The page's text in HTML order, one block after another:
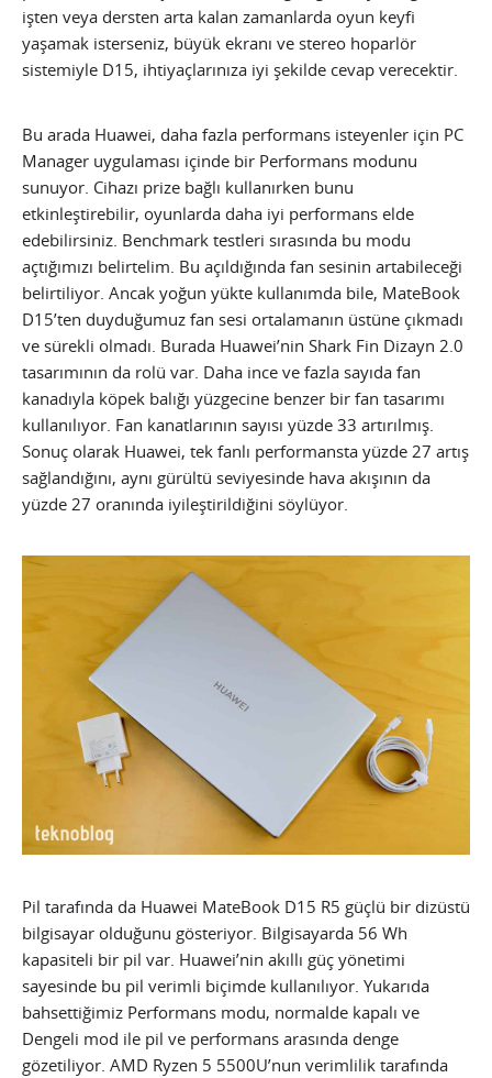
işten veya dersten arta kalan zamanlarda oyun keyfi
yaşamak isterseniz, büyük ekranı ve stereo hoparlör
sistemiyle D15, ihtiyaçlarınıza iyi şekilde cevap verecektir.
Bu arada Huawei, daha fazla performans isteyenler için PC
Manager uygulaması içinde bir Performans modunu
sunuyor. Cihazı prize bağlı kullanırken bunu
etkinleştirebilir, oyunlarda daha iyi performans elde
edebilirsiniz. Benchmark testleri sırasında bu modu
açtığımızı belirtelim. Bu açıldığında fan sesinin artabileceği
belirtiliyor. Ancak yoğun yükte kullanımda bile, MateBook
D15’ten duyduğumuz fan sesi ortalamanın üstüne çıkmadı
ve sürekli olmadı. Burada Huawei’nin Shark Fin Dizayn 2.0
tasarımının da rolü var. Daha ince ve fazla sayıda fan
kanadıyla köpek balığı yüzgecine benzer bir fan tasarımı
kullanılıyor. Fan kanatlarının sayısı yüzde 33 artırılmış.
Sonuç olarak Huawei, tek fanlı performansta yüzde 27 artış
sağlandığını, aynı gürültü seviyesinde hava akışının da
yüzde 27 oranında iyileştirildiğini söylüyor.
Pil tarafında da Huawei MateBook D15 R5 güçlü bir dizüstü
bilgisayar olduğunu gösteriyor. Bilgisayarda 56 Wh
kapasiteli bir pil var. Huawei’nin akıllı güç yönetimi
sayesinde bu pil verimli biçimde kullanılıyor. Yukarıda
bahsettiğimiz Performans modu, normalde kapalı ve
Dengeli mod ile pil ve performans arasında denge
gözetiliyor. AMD Ryzen 5 5500U’nun verimlilik tarafında